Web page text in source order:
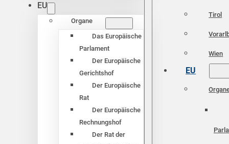
EU
Organe
Das Europäische
Parlament
Der Europäische
Gerichtshof
Der Europäische
Rat
Der Europäische
Rechnungshof
Der Rat der
Tirol
Wien
EU